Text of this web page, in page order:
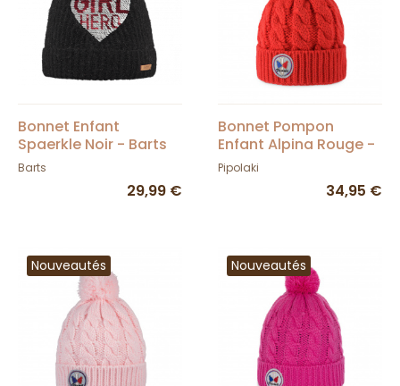
Bonnet Enfant
Spaerkle Noir - Barts
Barts
29,99 €
Bonnet Pompon
Enfant Alpina Rouge -
Pipolaki
Pipolaki
34,95 €
Nouveautés Nouveautés